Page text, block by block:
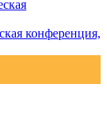
конференция,